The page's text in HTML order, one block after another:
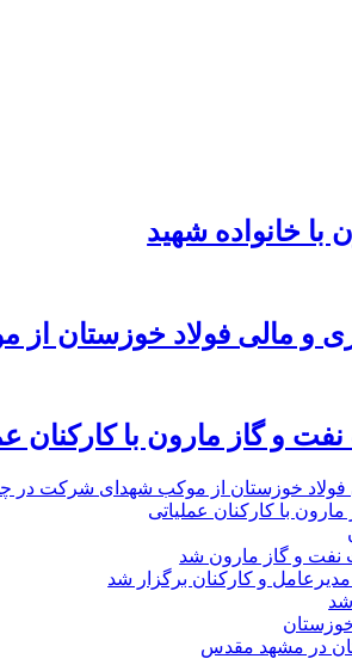
با خانواده شهید
و مالی فولاد خوزستان
و گاز مارون با کارکنان
فولاد خوزستان از موکب شهدای شرکت در
با کارکنان عملیاتی
و گاز مارون شد
و کارکنان برگزار شد
شد
در مشهد مقدس